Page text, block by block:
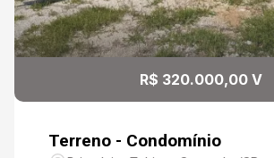
R$ 320.000,00 V
Terreno - Condomínio